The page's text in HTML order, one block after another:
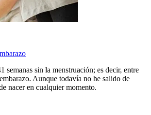
semanas sin la menstruación; es decir, entre
Aunque todavía no he salido de
nacer en cualquier momento.